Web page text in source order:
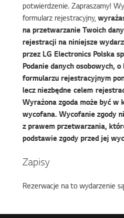
potwierdzenie. Zapraszamy!
formularz rejestracyjny,
na przetwarzanie Twoich
rejestracji na niniejsze
przez LG Electronics Polska
Podanie danych osobowych,
formularzu rejestracyjnym
lecz niezbędne celem
Wyrażona zgoda może być w
wycofana. Wycofanie zgody
z prawem przetwarzania,
podstawie zgody przed jej
Zapisy
Rezerwacje na to wydarzenie